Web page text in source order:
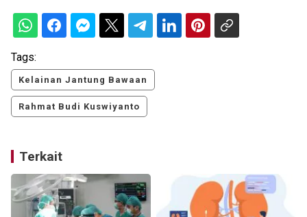
Tags:
Kelainan Jantung Bawaan
Rahmat Budi Kuswiyanto
Terkait